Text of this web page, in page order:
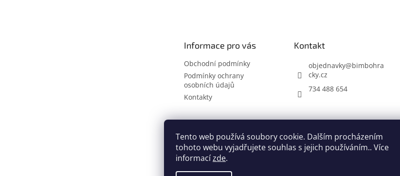
Tento web používá soubory cookie. Dalším procházením
tohoto webu vyjadřujete souhlas s jejich používáním.. Více
informacízde.
Informace pro vás
Obchodní podmínky
Podmínky ochrany
osobních údajů
Kontakty
Kontakt
objednavky@bimbohra
cky.cz
734 488 654